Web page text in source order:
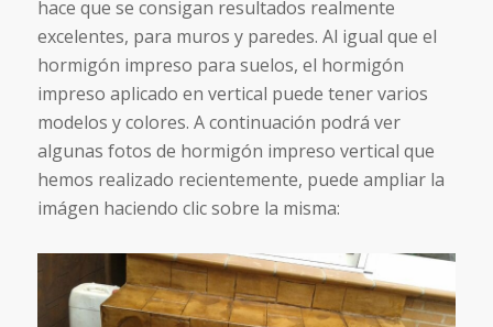
hace que se consigan resultados realmente
excelentes, para muros y paredes. Al igual que el
hormigón impreso para suelos, el hormigón
impreso aplicado en vertical puede tener varios
modelos y colores. A continuación podrá ver
algunas fotos de hormigón impreso vertical que
hemos realizado recientemente, puede ampliar la
imágen haciendo clic sobre la misma: